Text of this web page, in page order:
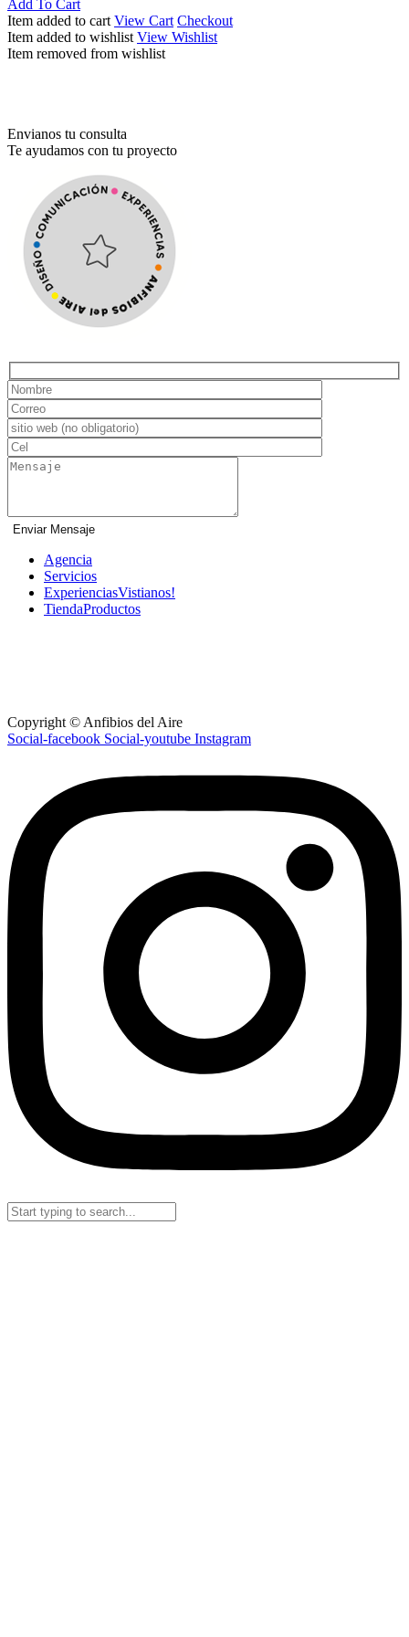
compartirprecio
original
era:
$ 950,00.
actual
es:
$ 690,00.
Add To Cart
Item added to cartView Cart Checkout
Item added to wishlistView Wishlist
Item removed from wishlist
Envianos tu consulta
Te ayudamos con tu proyecto
Hidden
fields
Agencia
Servicios
ExperienciasVistianos!
TiendaProductos
Copyright © Anfibios del Aire
Social-facebook Social-youtube Instagram